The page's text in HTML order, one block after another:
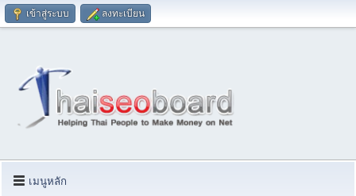
เข้าสู่ระบบ ลงทะเบียน
เมนูหลัก